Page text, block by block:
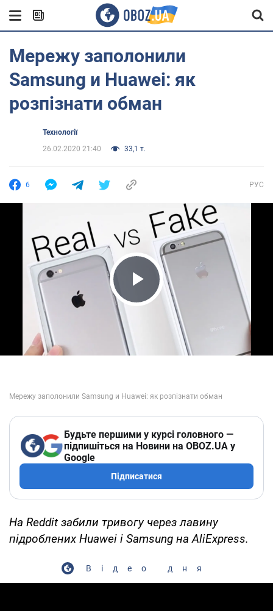
Мережу заполонили
Samsung и Huawei: як
розпізнати обман
Технології
26.02.2020 21:40
33,1 т.
6 РУС
Play Video
Будьте першими у курсі головного —
підпишіться на Новини на OBOZ.UA у
Google
Підписатися
На Reddit забили тривогу через лавину
підроблених Huawei і Samsung на AliExpress.
Відео дня